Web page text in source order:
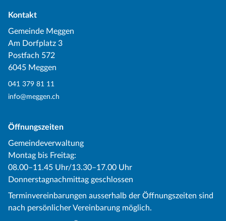
Kontakt
Gemeinde Meggen
Am Dorfplatz 3
Postfach 572
6045 Meggen
041 379 81 11
info@meggen.ch
Öffnungszeiten
Gemeindeverwaltung
Montag bis Freitag:
08.00–11.45 Uhr/13.30–17.00 Uhr
Donnerstagnachmittag geschlossen
Terminvereinbarungen ausserhalb der Öffnungszeiten sind
nach persönlicher Vereinbarung möglich.